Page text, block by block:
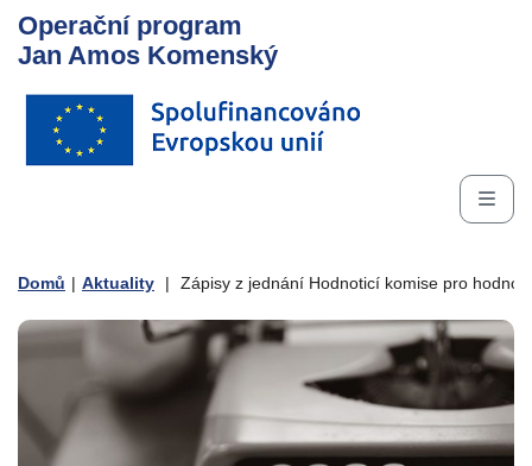
Operační program
Jan Amos Komenský
Domů | Aktuality | Zápisy z jednání Hodnoticí komise pro